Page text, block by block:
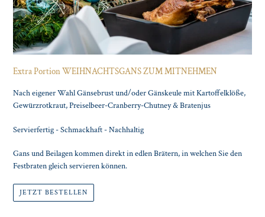
Extra Portion WEIHNACHTSGANS ZUM MITNEHMEN
Nach eigener Wahl Gänsebrust und/oder Gänskeule mit Kartoffelklöße,
Gewürzrotkraut, Preiselbeer-Cranberry-Chutney & Bratenjus
Servierfertig - Schmackhaft - Nachhaltig
Gans und Beilagen kommen direkt in edlen Brätern, in welchen Sie den
Festbraten gleich servieren können.
JETZT BESTELLEN